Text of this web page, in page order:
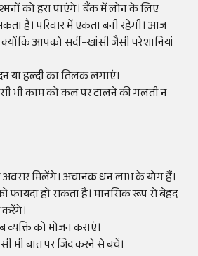
को हरा पाएंगे। बैंक में लोन के लिए
है। परिवार में एकता बनी रहेगी। आज
आपको सर्दी-खांसी जैसी परेशानियां
या हल्दी का तिलक लगाएं।
भी काम को कल पर टालने की गलती न
मिलेंगे। अचानक धन लाभ के योग हैं।
फायदा हो सकता है। मानसिक रूप से बेहद
व्यक्ति को भोजन कराएं।
भी बात पर जिद करने से बचें।